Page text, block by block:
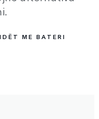
ME BATERI